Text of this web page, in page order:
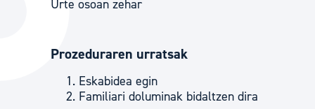
Hiria
Etorkizuneko hiria
Urte osoan zehar
Prozeduraren urratsak
Eskabidea egin
Familiari doluminak bidaltzen dira